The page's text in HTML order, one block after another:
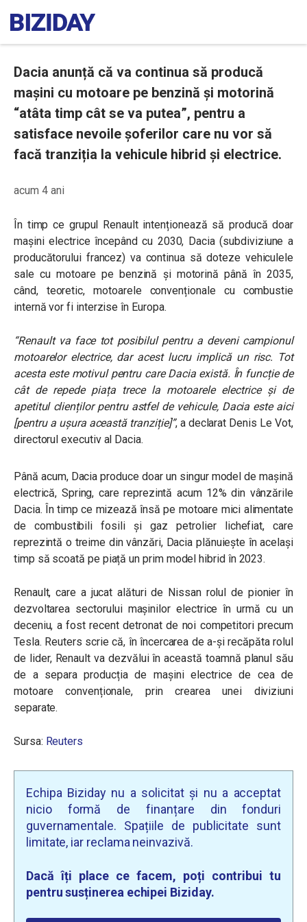
Dacia anunță că va continua să producă
mașini cu motoare pe benzină și motorină
“atâta timp cât se va putea”, pentru a
satisface nevoile șoferilor care nu vor să
facă tranziția la vehicule hibrid și electrice.
acum 4 ani
În timp ce grupul Renault intenționează să producă doar
mașini electrice începând cu 2030, Dacia (subdiviziune a
producătorului francez) va continua să doteze vehiculele
sale cu motoare pe benzină și motorină până în 2035,
când, teoretic, motoarele convenționale cu combustie
internă vor fi interzise în Europa.
“Renault va face tot posibilul pentru a deveni campionul
motoarelor electrice, dar acest lucru implică un risc. Tot
acesta este motivul pentru care Dacia există. În funcție de
cât de repede piața trece la motoarele electrice și de
apetitul clienților pentru astfel de vehicule, Dacia este aici
[pentru a ușura această tranziție]”, a declarat Denis Le Vot,
directorul executiv al Dacia.
Până acum, Dacia produce doar un singur model de mașină
electrică, Spring, care reprezintă acum 12% din vânzările
Dacia. În timp ce mizează însă pe motoare mici alimentate
de combustibili fosili și gaz petrolier lichefiat, care
reprezintă o treime din vânzări, Dacia plănuiește în același
timp să scoată pe piață un prim model hibrid în 2023.
Renault, care a jucat alături de Nissan rolul de pionier în
dezvoltarea sectorului mașinilor electrice în urmă cu un
deceniu, a fost recent detronat de noi competitori precum
Tesla. Reuters scrie că, în încercarea de a-și recăpăta rolul
de lider, Renault va dezvălui în această toamnă planul său
de a separa producția de mașini electrice de cea de
motoare convenționale, prin crearea unei diviziuni
separate.
Sursa: Reuters
Echipa Biziday nu a solicitat și nu a acceptat
nicio formă de finanțare din fonduri
guvernamentale. Spațiile de publicitate sunt
limitate, iar reclama neinvazivă.
Dacă îți place ce facem, poți contribui tu
pentru susținerea echipei Biziday.